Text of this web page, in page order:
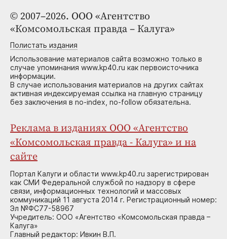
© 2007–2026. ООО «Агентство
«Комсомольская правда – Калуга»
Полистать издания
Использование материалов сайта возможно только в
случае упоминания www.kp40.ru как первоисточника
информации.
В случае использования материалов на других сайтах
активная индексируемая ссылка на главную страницу
без заключения в no-index, no-follow обязательна.
Реклама в изданиях ООО «Агентство
«Комсомольская правда - Калуга» и на
сайте
Портал Калуги и области www.kp40.ru зарегистрирован
как СМИ Федеральной службой по надзору в сфере
связи, информационных технологий и массовых
коммуникаций 11 августа 2014 г. Регистрационный номер:
Эл №ФС77-58967
Учредитель: ООО «Агентство «Комсомольская правда –
Калуга»
Главный редактор: Ивкин В.П.